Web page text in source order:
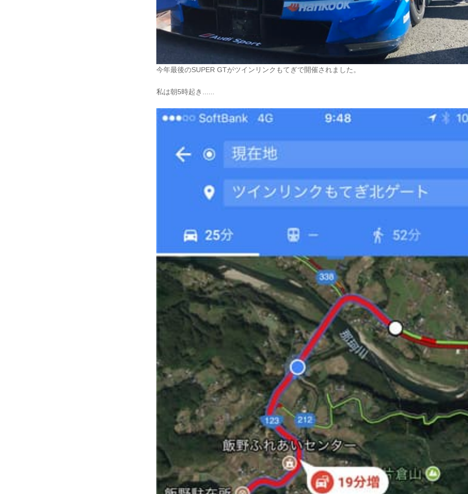
今年最後のSUPER GTがツインリンクもてぎで開催されました。
私は朝5時起き......